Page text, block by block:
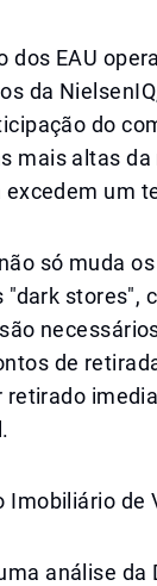
dos EAU
da
do
mais altas
um
só muda
"dark stores",
de
retirado
Imobiliário de
análise